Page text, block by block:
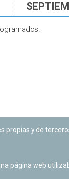
s/n
propias y de
página web